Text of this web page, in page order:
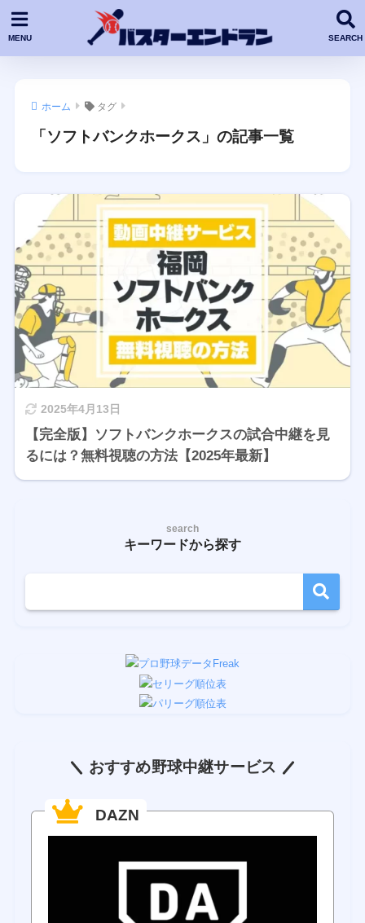
ホーム タグ
「ソフトバンクホークス」の記事一覧
2025年4月13日
【完全版】ソフトバンクホークスの試合中継を見
るには？無料視聴の方法【2025年最新】
search
キーワードから探す
おすすめ野球中継サービス
DAZN